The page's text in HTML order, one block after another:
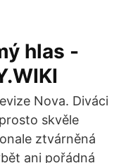
hlas -
Nova. Diváci
skvěle
ztvárněná
ani pořádná